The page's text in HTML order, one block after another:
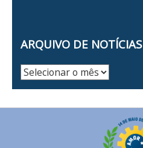
ARQUIVO DE NOTÍCIAS
Arquivo